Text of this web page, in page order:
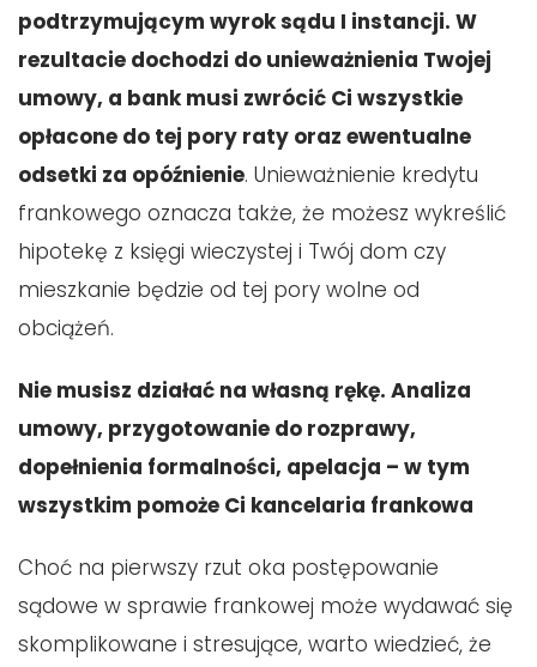
podtrzymującym wyrok sądu I instancji. W
rezultacie dochodzi do unieważnienia Twojej
umowy, a bank musi zwrócić Ci wszystkie
opłacone do tej pory raty oraz ewentualne
odsetki za opóźnienie. Unieważnienie kredytu
frankowego oznacza także, że możesz wykreślić
hipotekę z księgi wieczystej i Twój dom czy
mieszkanie będzie od tej pory wolne od
obciążeń.
Nie musisz działać na własną rękę. Analiza
umowy, przygotowanie do rozprawy,
dopełnienia formalności, apelacja – w tym
wszystkim pomoże Ci kancelaria frankowa
Choć na pierwszy rzut oka postępowanie
sądowe w sprawie frankowej może wydawać się
skomplikowane i stresujące, warto wiedzieć, że